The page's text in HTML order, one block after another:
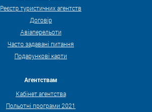
Реєстр туристичних агентств
Договір
Авіаперельоти
Часто задавані питання
Подарункові карти
Агентствам
Кабінет агентства
Польотні програми 2021